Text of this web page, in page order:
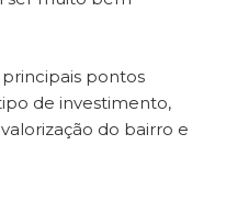
pontos
de investimento,
do bairro e